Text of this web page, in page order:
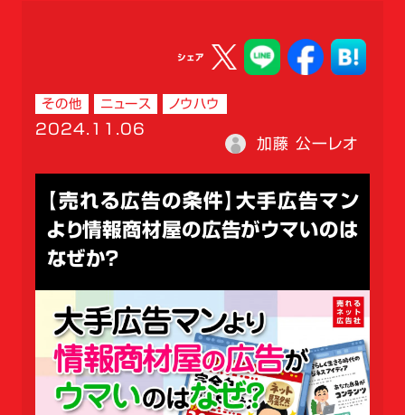
シェア
その他 ニュース ノウハウ
2024.11.06
加藤 公一レオ
【売れる広告の条件】大手広告マン
より情報商材屋の広告がウマいのは
なぜか？